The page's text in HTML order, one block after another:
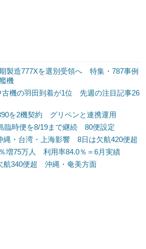
製造777Xを選別受領へ 特集・787事例
機
古機の羽田到着が1位 先週の注目記事26
を2機契約 グリペンと連携運用
臨時便を8/19まで継続 80便設定
縄・台湾・上海影響 8日は欠航420便超
増75万人 利用率84.0％＝6月実績
航340便超 沖縄・奄美方面